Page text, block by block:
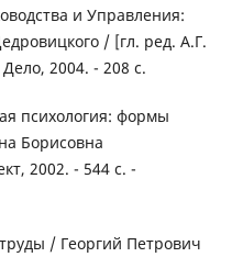
и Управления:
/ [гл. ред. А.Г.
2004. - 208 с.
психология: формы
Борисовна
2002. - 544 с. -
/ Георгий Петрович